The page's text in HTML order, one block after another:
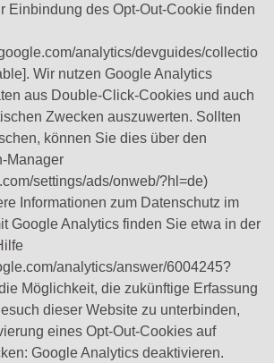
Einbindung des Opt-Out-Cookie finden
analytics/devguides/collectio
Wir nutzen Google Analytics
aus Double-Click-Cookies und auch
Zwecken auszuwerten. Sollten
können Sie dies über den
Manager
settings/ads/onweb/?hl=de)
Informationen zum Datenschutz im
Google Analytics finden Sie etwa in der
analytics/answer/6004245?
Möglichkeit, die zukünftige Erfassung
dieser Website zu unterbinden,
eines Opt-Out-Cookies auf
Google Analytics deaktivieren.